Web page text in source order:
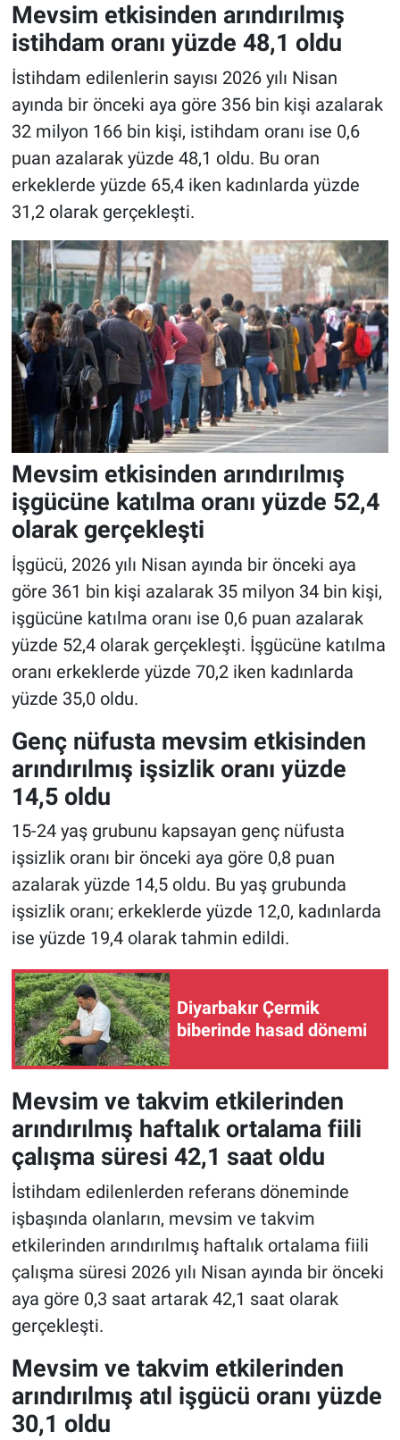
Mevsim etkisinden arındırılmış
istihdam oranı yüzde 48,1 oldu
İstihdam edilenlerin sayısı 2026 yılı Nisan
ayında bir önceki aya göre 356 bin kişi azalarak
32 milyon 166 bin kişi, istihdam oranı ise 0,6
puan azalarak yüzde 48,1 oldu. Bu oran
erkeklerde yüzde 65,4 iken kadınlarda yüzde
31,2 olarak gerçekleşti.
Mevsim etkisinden arındırılmış
işgücüne katılma oranı yüzde 52,4
olarak gerçekleşti
İşgücü, 2026 yılı Nisan ayında bir önceki aya
göre 361 bin kişi azalarak 35 milyon 34 bin kişi,
işgücüne katılma oranı ise 0,6 puan azalarak
yüzde 52,4 olarak gerçekleşti. İşgücüne katılma
oranı erkeklerde yüzde 70,2 iken kadınlarda
yüzde 35,0 oldu.
Genç nüfusta mevsim etkisinden
arındırılmış işsizlik oranı yüzde
14,5 oldu
15-24 yaş grubunu kapsayan genç nüfusta
işsizlik oranı bir önceki aya göre 0,8 puan
azalarak yüzde 14,5 oldu. Bu yaş grubunda
işsizlik oranı; erkeklerde yüzde 12,0, kadınlarda
ise yüzde 19,4 olarak tahmin edildi.
Diyarbakır Çermik
biberinde hasad dönemi
Mevsim ve takvim etkilerinden
arındırılmış haftalık ortalama fiili
çalışma süresi 42,1 saat oldu
İstihdam edilenlerden referans döneminde
işbaşında olanların, mevsim ve takvim
etkilerinden arındırılmış haftalık ortalama fiili
çalışma süresi 2026 yılı Nisan ayında bir önceki
aya göre 0,3 saat artarak 42,1 saat olarak
gerçekleşti.
Mevsim ve takvim etkilerinden
arındırılmış atıl işgücü oranı yüzde
30,1 oldu